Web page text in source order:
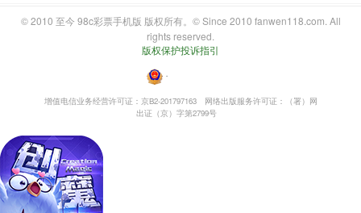
© 2010 至今 98c彩票手机版 版权所有。© Since 2010 fanwen118.com. All
rights reserved.
版权保护投诉指引
・
增值电信业务经营许可证：京B2-201797163
网络出版服务许可证：（署）网
出证（京）字第2799号